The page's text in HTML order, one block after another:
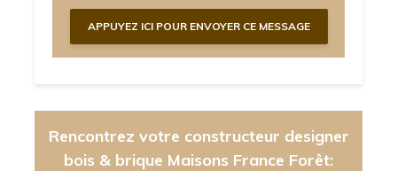
Rencontrez votre constructeur designer
bois & brique Maisons France Forêt: